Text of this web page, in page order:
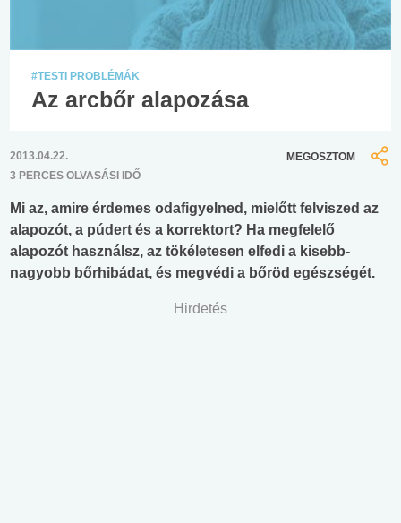
#TESTI PROBLÉMÁK
Az arcbőr alapozása
2013.04.22.
3 PERCES OLVASÁSI IDŐ
MEGOSZTOM
Mi az, amire érdemes odafigyelned, mielőtt felviszed az
alapozót, a púdert és a korrektort? Ha megfelelő
alapozót használsz, az tökéletesen elfedi a kisebb-
nagyobb bőrhibádat, és megvédi a bőröd egészségét.
Hirdetés